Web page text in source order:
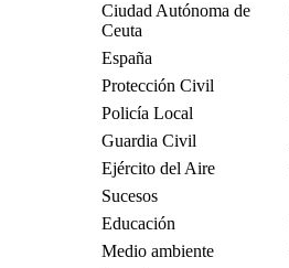
Ciudad Autónoma de
Ceuta
España
Protección Civil
Policía Local
Guardia Civil
Ejército del Aire
Sucesos
Educación
Medio ambiente